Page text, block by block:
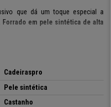
que dá um toque especial a
Forrado em pele sintética de alta
e pode contar com
Cadeiraspro
Pele sintética
Castanho